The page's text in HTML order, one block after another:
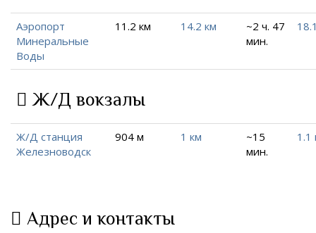
Аэропорт
Минеральные
Воды
11.2 км 14.2 км
~2 ч. 47
мин.
Ж/Д вокзалы
Ж/Д станция
Железноводск
904 м 1 км
~15
мин.
1.1
Адрес и контакты